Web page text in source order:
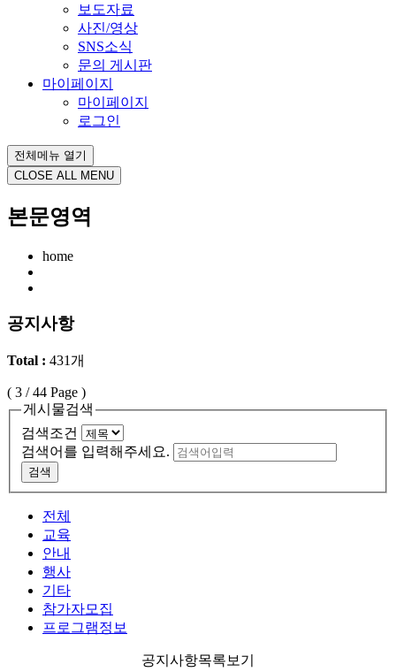
보도자료
사진/영상
SNS소식
문의 게시판
마이페이지
마이페이지
로그인
전체메뉴 열기
CLOSE ALL MENU
본문영역
home
공지사항
Total : 431개
( 3 / 44 Page )
게시물검색
검색조건
검색어를 입력해주세요.
검색
전체
교육
안내
행사
기타
참가자모집
프로그램정보
공지사항목록보기